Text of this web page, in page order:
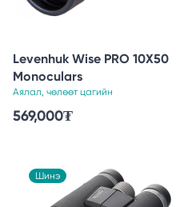
Levenhuk Wise PRO 10X50
Monoculars
Аялал, чөлөөт цагийн
569,000₮
Шинэ